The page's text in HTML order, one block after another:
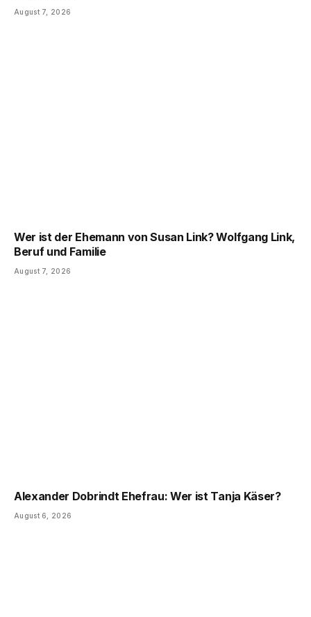
August 7, 2026
Wer ist der Ehemann von Susan Link? Wolfgang Link,
Beruf und Familie
August 7, 2026
Alexander Dobrindt Ehefrau: Wer ist Tanja Käser?
August 6, 2026